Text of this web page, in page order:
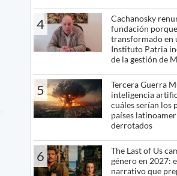
4
Cachanosky
fundación
transformado en
Instituto Patria
de la gestión de
5
Tercera Guerra
inteligencia
cuáles serían los
países
derrotados
6
The Last of Us
género en 2027:
narrativo que